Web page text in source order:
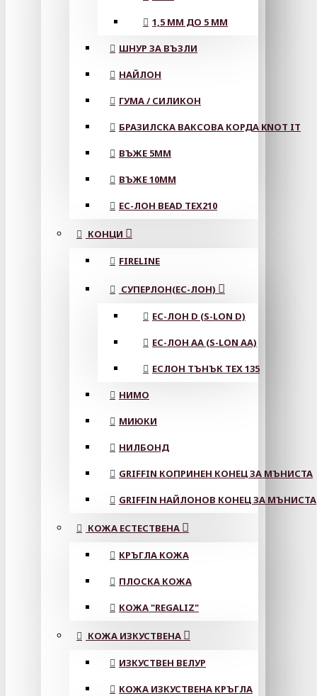
1,5 ММ ДО 5 ММ
ШНУР ЗА ВЪЗЛИ
НАЙЛОН
ГУМА / СИЛИКОН
БРАЗИЛСКА ВАКСОВА КОРДА KNOT IT
ВЪЖЕ 5MM
ВЪЖЕ 10MM
ЕС-ЛОН BEAD TEX210
КОНЦИ
FIRELINE
СУПЕРЛОН(ЕС-ЛОН)
ЕС-ЛОН D (S-LON D)
ЕС-ЛОН АА (S-LON AA)
ЕСЛОН ТЪНЪК TEX 135
НИМО
МИЮКИ
НИЛБОНД
GRIFFIN КОПРИНЕН КОНЕЦ ЗА МЪНИСТА
GRIFFIN НАЙЛОНОВ КОНЕЦ ЗА МЪНИСТА
КОЖА ЕСТЕСТВЕНА
КРЪГЛА КОЖА
ПЛОСКА КОЖА
КОЖА "REGALIZ"
КОЖА ИЗКУСТВЕНА
ИЗКУСТВЕН ВЕЛУР
КОЖА ИЗКУСТВЕНА КРЪГЛА